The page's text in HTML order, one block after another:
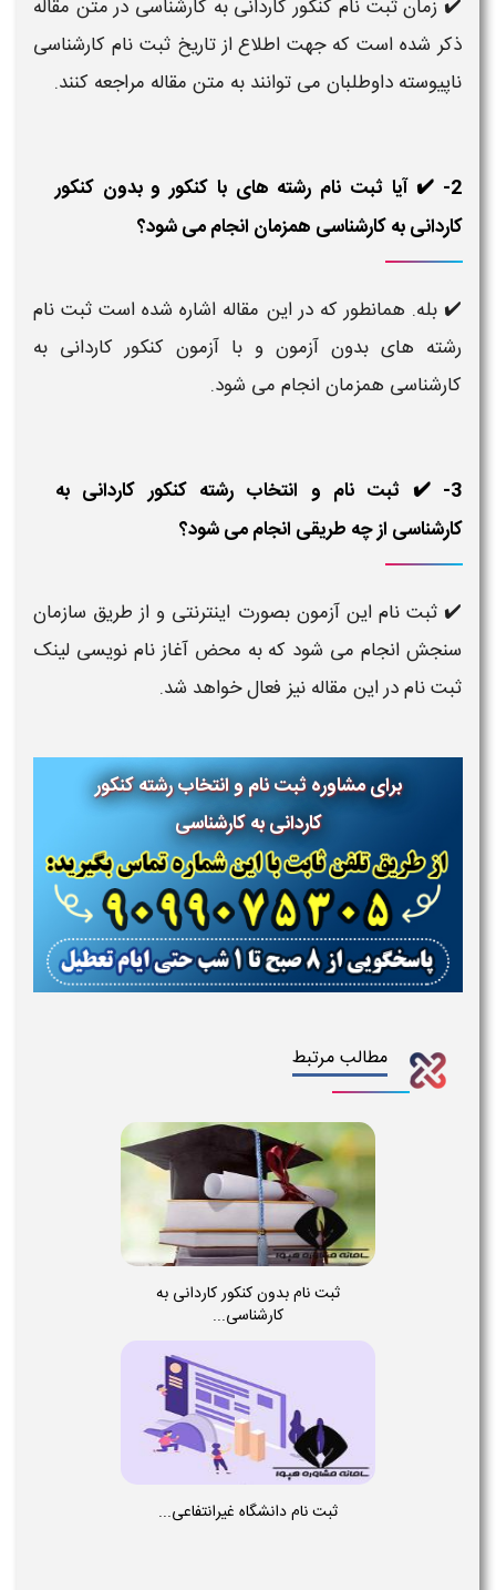
✔️ زمان ثبت نام کنکور کاردانی به کارشناسی در متن مقاله
ذکر شده است که جهت اطلاع از تاریخ ثبت نام کارشناسی
ناپیوسته داوطلبان می توانند به متن مقاله مراجعه کنند.
2- ✔️ آیا ثبت نام رشته های با کنکور و بدون کنکور
کاردانی به کارشناسی همزمان انجام می شود؟
✔️ بله. همانطور که در این مقاله اشاره شده است ثبت نام
رشته های بدون آزمون و با آزمون کنکور کاردانی به
کارشناسی همزمان انجام می شود.
3- ✔️ ثبت نام و انتخاب رشته کنکور کاردانی به
کارشناسی از چه طریقی انجام می شود؟
✔️ ثبت نام این آزمون بصورت اینترنتی و از طریق سازمان
سنجش انجام می شود که به محض آغاز نام نویسی لینک
ثبت نام در این مقاله نیز فعال خواهد شد.
برای مشاوره ثبت نام و انتخاب رشته کنکور
کاردانی به کارشناسی
مطالب مرتبط
ثبت نام بدون کنکور کاردانی به
کارشناسی...
ثبت نام دانشگاه غیرانتفاعی...